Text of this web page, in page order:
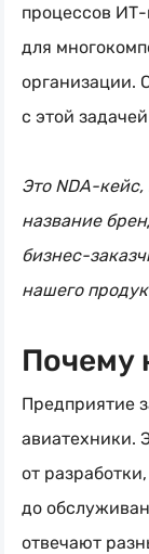
процессов ИТ-
для
организации.
с этой
Это NDA-
название
бизнес-
нашего
Почему
Предприятие
авиатехники.
от
до
отвечают